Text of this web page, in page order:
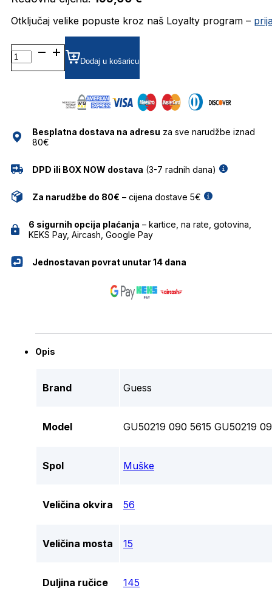
Otključaj velike popuste kroz naš Loyalty program –
GU50219
CLIPON DIOPTRIJSKI
OKVIRI
Dodaj u košaricu
Besplatna dostava na adresu za sve narudžbe iznad
80€
DPD ili BOX NOW dostava (3-7 radnih dana)
Za narudžbe do 80€ – cijena dostave 5€
6 sigurnih opcija plaćanja – kartice, na rate, gotovina,
KEKS Pay, Aircash, Google Pay
Jednostavan povrat unutar 14 dana
Opis
Brand Guess
Model GU50219 090 5615 GU50219
Spol Muške
Veličina okvira 56
Veličina mosta 15
Duljina ručice 145